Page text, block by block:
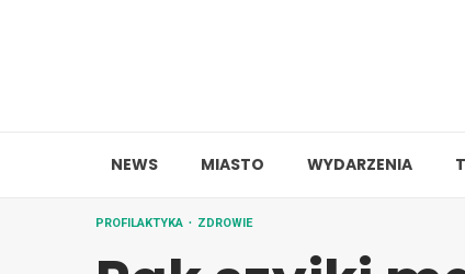
NEWS MIASTO WYDARZENIA
PROFILAKTYKA ZDROWIE